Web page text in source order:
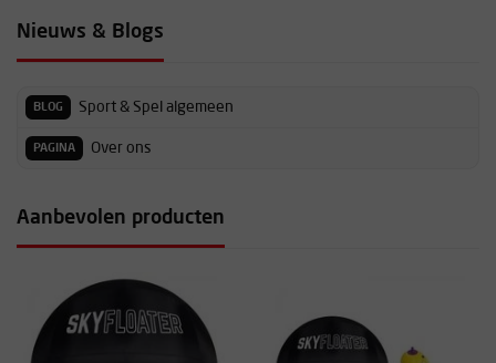
Nieuws & Blogs
BLOG Sport & Spel algemeen
PAGINA Over ons
Aanbevolen producten